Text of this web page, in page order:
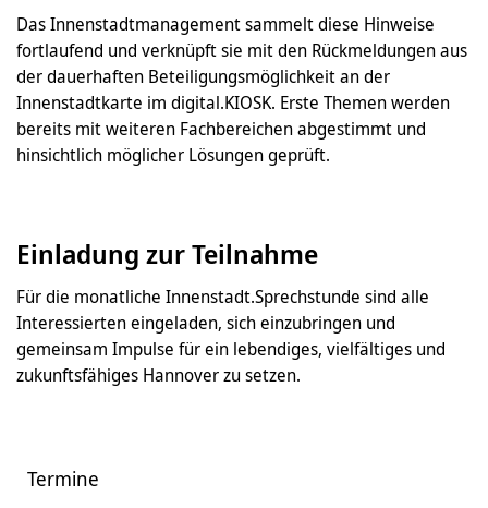
Das Innenstadtmanagement sammelt diese Hinweise
fortlaufend und verknüpft sie mit den Rückmeldungen aus
der dauerhaften Beteiligungsmöglichkeit an der
Innenstadtkarte im digital.KIOSK. Erste Themen werden
bereits mit weiteren Fachbereichen abgestimmt und
hinsichtlich möglicher Lösungen geprüft.
Einladung zur Teilnahme
Für die monatliche Innenstadt.Sprechstunde sind alle
Interessierten eingeladen, sich einzubringen und
gemeinsam Impulse für ein lebendiges, vielfältiges und
zukunftsfähiges Hannover zu setzen.
Termine